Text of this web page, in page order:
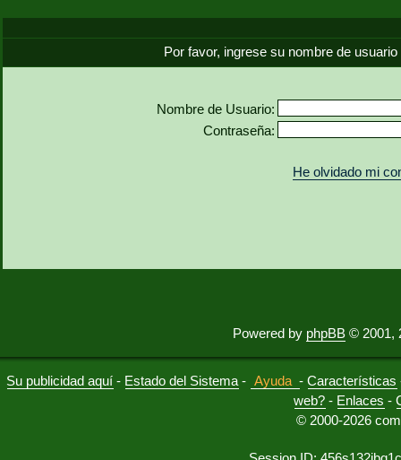
Por favor, ingrese su nombre de
Nombre de Usuario:
Contraseña:
He olvidado mi
Powered by phpBB © 2001,
Su publicidad aquí - Estado del Sistema - Ayuda -Características
web? - Enlaces -
© 2000-2026